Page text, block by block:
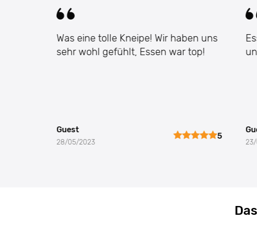
Was eine tolle Kneipe! Wir haben uns
sehr wohl gefühlt, Essen war top!
Guest
28/05/2023
5